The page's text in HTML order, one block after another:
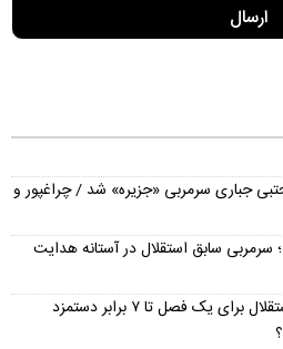
جباری سرمربی «جزیره» شد / چراغپور و
سرمربی سابق استقلال در آستانه هدایت
قرارداد عجیب موسی جنپو؛ استقلال برای یک فصل تا ۷ برابر دستمزد